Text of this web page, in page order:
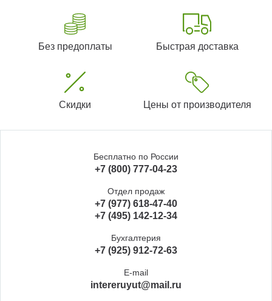
Без предоплаты Быстрая доставка
Скидки Цены от производителя
Бесплатно по России
+7 (800) 777-04-23
Отдел продаж
+7 (977) 618-47-40
+7 (495) 142-12-34
Бухгалтерия
+7 (925) 912-72-63
E-mail
intereruyut@mail.ru